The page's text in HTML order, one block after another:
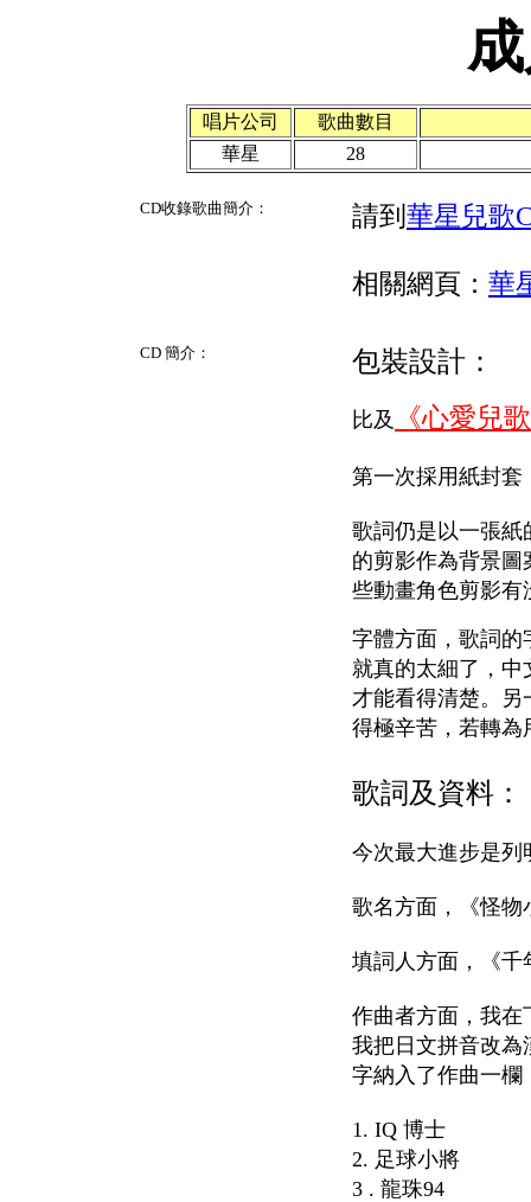
唱片公司
歌曲數目
華星
28
CD收錄歌曲簡介： 請到 華星兒歌
相關網頁： 華
CD 簡介： 包裝設計：
比及 《心愛兒
第一次採用紙封套
歌詞仍是以一張紙
的剪影作為背景
些動畫角色剪影有
字體方面，歌詞的
就真的太細了，中
才能看得清楚。另
得極辛苦，若轉為
歌詞及資料：
今次最大進步是列
歌名方面，《怪物
填詞人方面，《千
作曲者方面，我在
我把日文拼音改為
字納入了作曲一欄
1. IQ 博士
2. 足球小將
3 . 龍珠94